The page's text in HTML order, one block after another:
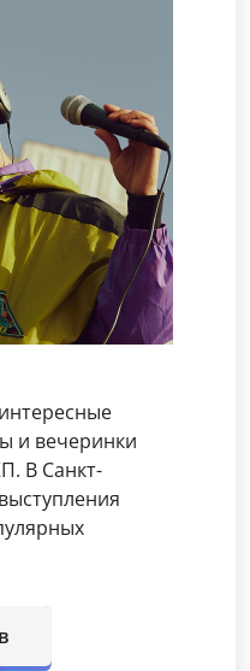
и вечеринки
В Санкт-